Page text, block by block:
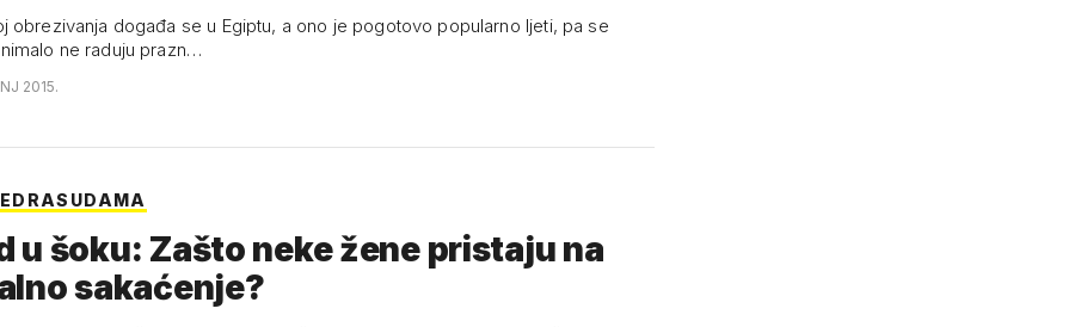
obrezivanja događa se u Egiptu, a ono je pogotovo popularno ljeti, pa se
ne raduju prazn…
2015.
u šoku: Zašto neke žene pristaju na
sakaćenje?